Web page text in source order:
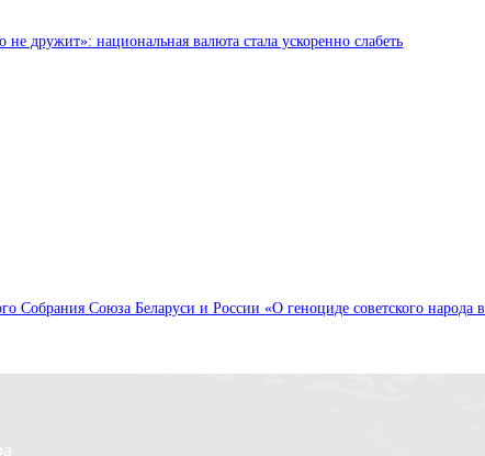
не дружит»: национальная валюта стала ускоренно слабеть
Союза Беларуси и России «О геноциде советского народа